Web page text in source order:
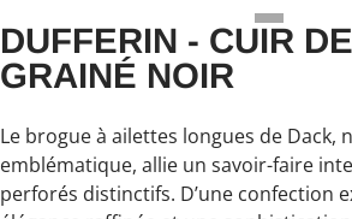
DUFFERIN - CUIR
GRAINÉ NOIR
Le brogue à ailettes longues de Dack,
emblématique, allie un savoir-faire
perforés distinctifs. D’une confection